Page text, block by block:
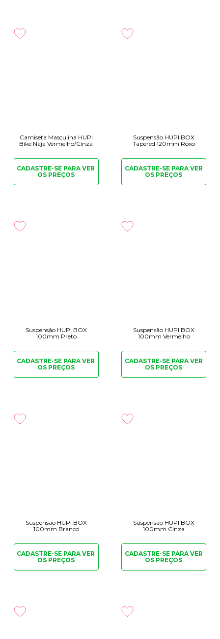
Camiseta Masculina HUPI
Bike Naja Vermelho/Cinza
CADASTRE-SE PARA VER
OS PREÇOS
Suspensão HUPI BOX
Tapered 120mm Roxo
CADASTRE-SE PARAVER
OS PREÇOS
Suspensão HUPI BOX
100mm Preto
CADASTRE-SE PARA VER
OS PREÇOS
Suspensão HUPI BOX
100mm Vermelho
CADASTRE-SE PARAVER
OS PREÇOS
Suspensão HUPI BOX
100mm Branco
CADASTRE-SE PARA VER
OS PREÇOS
Suspensão HUPI BOX
100mm Cinza
CADASTRE-SE PARAVER
OS PREÇOS